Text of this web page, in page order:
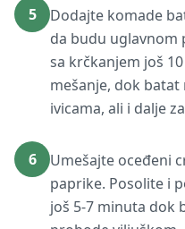
5
Dodajte komade
da budu uglavnom
sa krčkanjem još
mešanje, dok batat
ivicama, ali i dalje
6
Umešajte oceđeni
paprike. Posolite i
još 5-7 minuta dok